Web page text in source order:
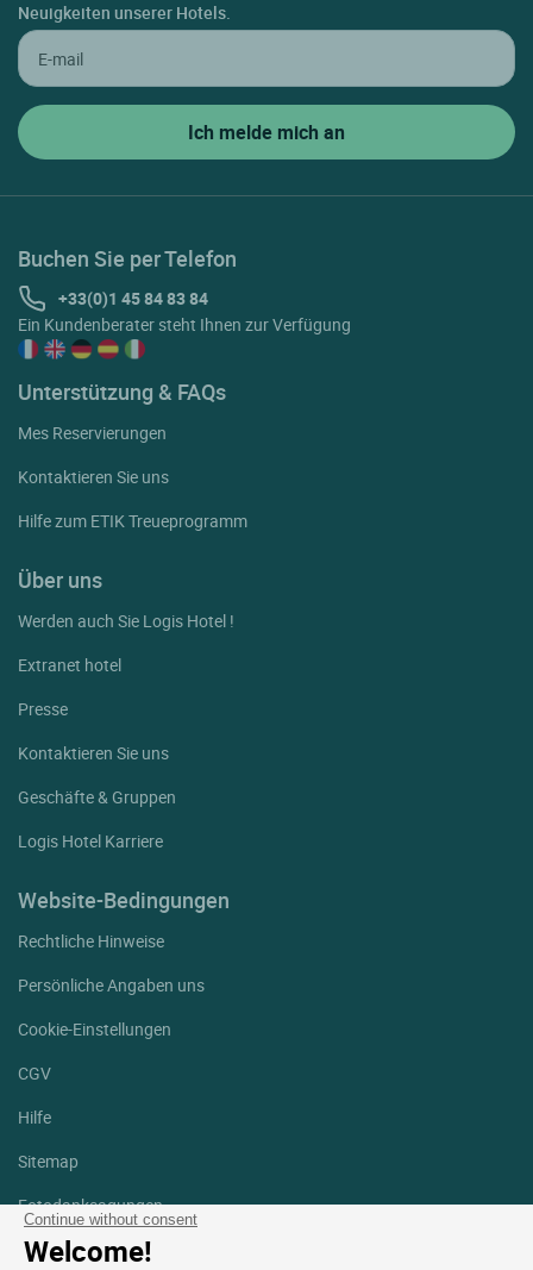
Continue without consent
Welcome!
Neuigkeiten unserer Hotels.
Buchen Sie per Telefon
+33(0)1 45 84 83 84
Ein Kundenberater steht Ihnen zur Verfügung
Unterstützung & FAQs
Mes Reservierungen
Kontaktieren Sie uns
Hilfe zum ETIK Treueprogramm
Über uns
Werden auch Sie Logis Hotel !
Extranet hotel
Presse
Kontaktieren Sie uns
Geschäfte & Gruppen
Logis Hotel Karriere
Website-Bedingungen
Rechtliche Hinweise
Persönliche Angaben uns
Cookie-Einstellungen
CGV
Hilfe
Sitemap
Fotodanksagungen
Folgen Sie uns